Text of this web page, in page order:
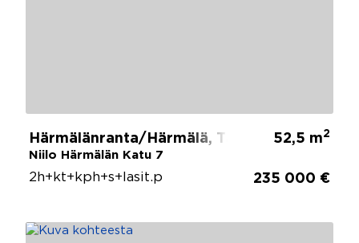
Härmälänranta/Härmälä, Tampere
Niilo Härmälän Katu 7
52,5 m2
2h+kt+kph+s+lasit.p 235 000 €